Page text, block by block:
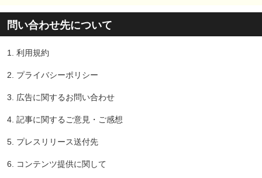
問い合わせ先について
1. 利用規約
2. プライバシーポリシー
3. 広告に関するお問い合わせ
4. 記事に関するご意見・ご感想
5. プレスリリース送付先
6. コンテンツ提供に関して